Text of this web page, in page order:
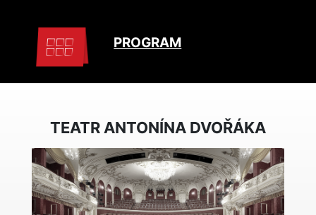
PROGRAM
TEATR ANTONÍNA DVOŘÁKA